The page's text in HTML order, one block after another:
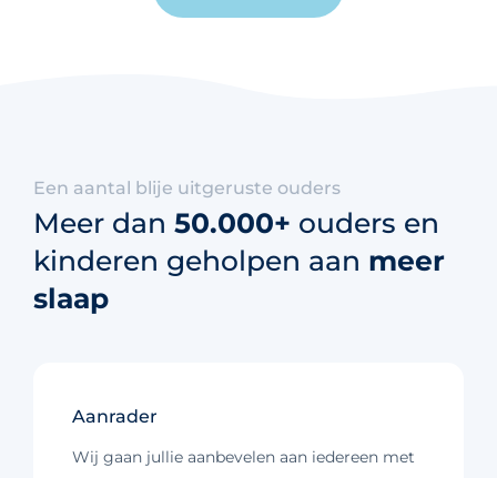
Een aantal blije uitgeruste ouders
Meer dan 50.000+ ouders en
kinderen geholpen aan meer
slaap
Aanrader
Wij gaan jullie aanbevelen aan iedereen met